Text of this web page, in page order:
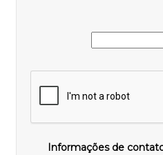
Informações de